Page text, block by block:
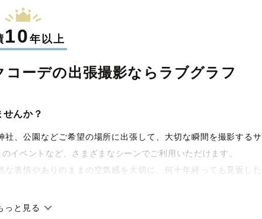
10年以上
コーデの出張撮影なら ラブグラフ
んか？
、公園などご希望の場所に出張して、大切な瞬間を撮影するサ
イベントなど、さまざまなシーンでご利用いただけます。
表情やありのままの空気感を大切に、何十年経っても見返した
っと見る